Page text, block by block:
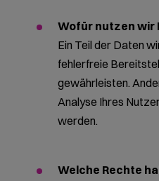
Wofür nutzen wir
Ein Teil der Daten
fehlerfreie
gewährleisten.
Analyse Ihres
werden.
Welche Rechte